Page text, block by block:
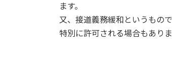
ます。
又、接道義務緩和というもの
特別に許可される場合もありま